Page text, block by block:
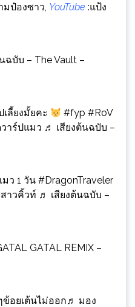
มป๋องซาว, YouTube :แป้ง
ฉบับ – The Vault –
เลี้ยงมั้ยคะ #fyp #RoV
าร์ปแมว ♬ เสียงต้นฉบับ –
มว 1 วัน #DragonTraveler
าวคิ้วท์ ♬ เสียงต้นฉบับ –
GATAL REMIX –
อยเต้นไม่ออก♬ มอง